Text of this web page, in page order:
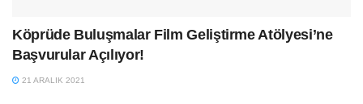
Köprüde Buluşmalar Film Geliştirme Atölyesi’ne
Başvurular Açılıyor!
21 ARALIK 2021